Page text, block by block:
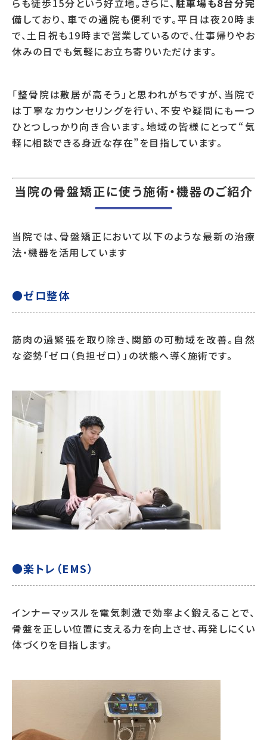
らも徒歩15分という好立地。さらに、駐車場も8台分完
備 しており、車での通院も便利です。平日は夜20時ま
で、土日祝も19時まで営業しているので、仕事帰りやお
休みの日でも気軽にお立ち寄りいただけます。
「整骨院は敷居が高そう」と思われがちですが、当院で
は丁寧なカウンセリングを行い、不安や疑問にも一つ
ひとつしっかり向き合います。地域の皆様にとって“気
軽に相談できる身近な存在”を目指しています。
当院の骨盤矯正に使う施術・機器のご紹介
当院では、骨盤矯正において以下のような最新の治療
法・機器を活用しています
●ゼロ整体
筋肉の過緊張を取り除き、関節の可動域を改善。自然
な姿勢「ゼロ（負担ゼロ）」の状態へ導く施術です。
●楽トレ（EMS）
インナーマッスルを電気刺激で効率よく鍛えることで、
骨盤を正しい位置に支える力を向上させ、再発しにくい
体づくりを目指します。